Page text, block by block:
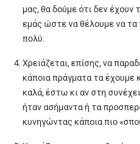
μας, θα δούμε ότι δεν έχουν
εμάς ώστε να θέλουμε να
πολύ.
Χρειάζεται, επίσης, να
κάποια πράγματα τα έχουμε
καλά, έστω κι αν στη
ήταν ασήμαντα ή τα
κυνηγώντας κάποια πιο